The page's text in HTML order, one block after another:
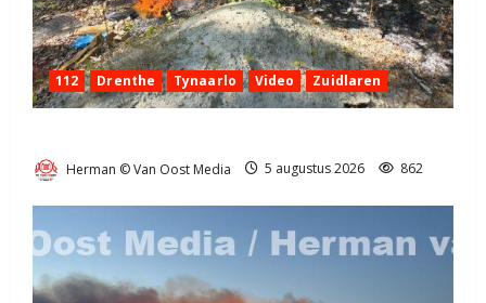
112 Drenthe Tynaarlo Video Zuidlaren
Herman © Van Oost Media 5 augustus 2026 862